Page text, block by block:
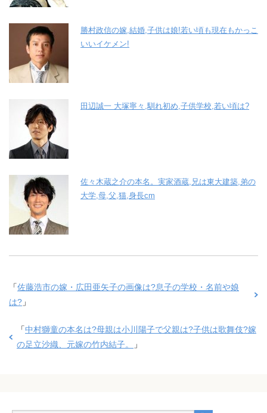
勝村政信の嫁,結婚,子供は娘!若い頃も現在もかっこ
いいイケメン!
田辺誠一 大塚寧々,馴れ初め,子供学校,若い頃は?
佐々木蔵之介の本名。実家酒蔵,兄は東大建築,弟の
大学,母,父,猫,身長cm
「佐藤浩市の嫁・広田亜矢子の画像は?息子の学校・名前や娘
は? 」
「中村獅童の本名は?母親は小川陽子で父親は?子供は歌舞伎?嫁
の足立沙織、元嫁の竹内結子。
」